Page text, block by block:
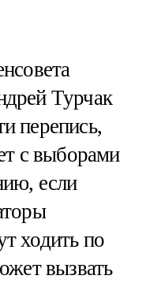
Турчак
перепись,
с выборами
если
ходить по
вызвать